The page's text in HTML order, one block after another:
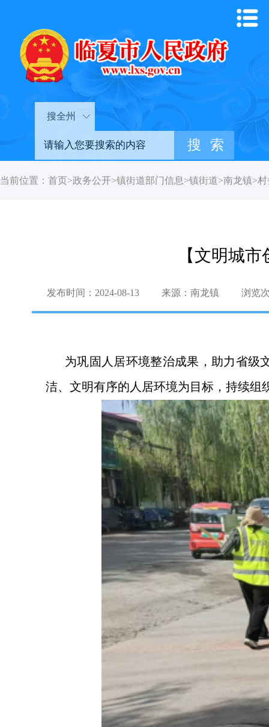
搜全州
当前位置： 首页>政务公开>镇街道部门信息>镇街道>南龙镇>村
【文明城
发布时间：2024-08-13 来源：南龙镇 浏览
为巩固人居环境整治成果，助力省级
洁、文明有序的人居环境为目标，持续